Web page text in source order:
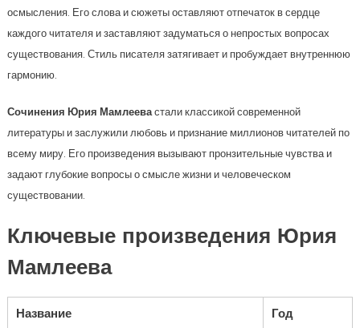
осмысления. Его слова и сюжеты оставляют отпечаток в сердце
каждого читателя и заставляют задуматься о непростых вопросах
существования. Стиль писателя затягивает и пробуждает внутреннюю
гармонию.
Сочинения Юрия Мамлеевастали классикой современной
литературы и заслужили любовь и признание миллионов читателей по
всему миру. Его произведения вызывают пронзительные чувства и
задают глубокие вопросы о смысле жизни и человеческом
существовании.
Ключевые произведения Юрия
Мамлеева
Название
Год